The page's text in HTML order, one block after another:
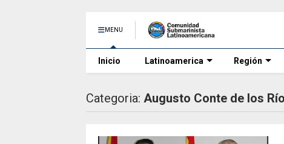
MENU
Inicio Latinoamerica Región
Categoria: Augusto Conte de los